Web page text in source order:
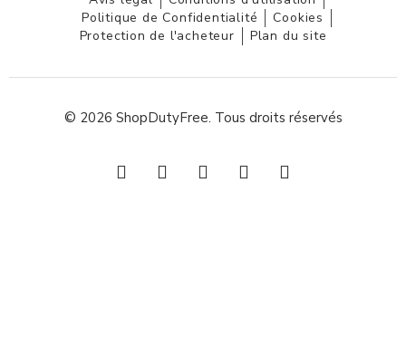
Politique de Confidentialité
Cookies
Protection de l'acheteur
Plan du site
© 2026 ShopDutyFree. Tous droits réservés